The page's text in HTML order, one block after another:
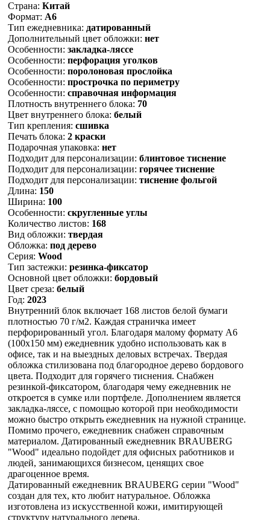
Страна: Китай
Формат: А6
Тип ежедневника: датированный
Дополнительный цвет обложки: нет
Особенности: закладка-ляссе
Особенности: перфорация уголков
Особенности: поролоновая прослойка
Особенности: прострочка по периметру
Особенности: справочная информация
Плотность внутреннего блока: 70
Цвет внутреннего блока: белый
Тип крепления: сшивка
Печать блока: 2 краски
Подарочная упаковка: нет
Подходит для персонализации: блинтовое тиснение
Подходит для персонализации: горячее тиснение
Подходит для персонализации: тиснение фольгой
Длина: 150
Ширина: 100
Особенности: скругленные углы
Количество листов: 168
Вид обложки: твердая
Обложка: под дерево
Серия: Wood
Тип застежки: резинка-фиксатор
Основной цвет обложки: бордовый
Цвет среза: белый
Год: 2023
Внутренний блок включает 168 листов белой бумаги
плотностью 70 г/м2. Каждая страничка имеет
перфорированный угол. Благодаря малому формату А6
(100х150 мм) ежедневник удобно использовать как в
офисе, так и на выездных деловых встречах. Твердая
обложка стилизована под благородное дерево бордового
цвета. Подходит для горячего тиснения. Снабжен
резинкой-фиксатором, благодаря чему ежедневник не
откроется в сумке или портфеле. Дополнением является
закладка-ляссе, с помощью которой при необходимости
можно быстро открыть ежедневник на нужной странице.
Помимо прочего, ежедневник снабжен справочным
материалом. Датированный ежедневник BRAUBERG
"Wood" идеально подойдет для офисных работников и
людей, занимающихся бизнесом, ценящих свое
драгоценное время.
Датированный ежедневник BRAUBERG серии "Wood"
создан для тех, кто любит натуральное. Обложка
изготовлена из искусственной кожи, имитирующей
структуру натурального дерева.